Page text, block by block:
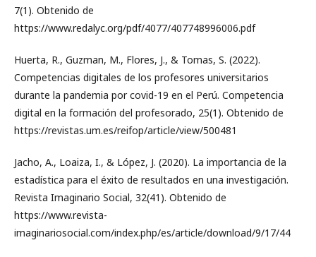
7(1). Obtenido de
https://www.redalyc.org/pdf/4077/407748996006.pdf
Huerta, R., Guzman, M., Flores, J., & Tomas, S. (2022).
Competencias digitales de los profesores universitarios
durante la pandemia por covid-19 en el Perú. Competencia
digital en la formación del profesorado, 25(1). Obtenido de
https://revistas.um.es/reifop/article/view/500481
Jacho, A., Loaiza, I., & López, J. (2020). La importancia de la
estadística para el éxito de resultados en una investigación.
Revista Imaginario Social, 32(41). Obtenido de
https://www.revista-
imaginariosocial.com/index.php/es/article/download/9/17/44